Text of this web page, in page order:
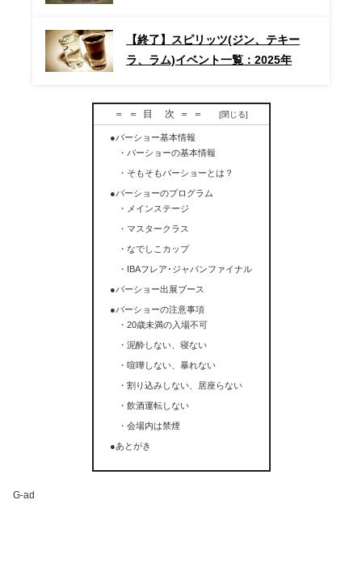
【終了】スピリッツ(ジン、テキー
ラ、ラム)イベント一覧：2025年
＝＝目 次＝＝
●バーショー基本情報
・バーショーの基本情報
・そもそもバーショーとは？
●バーショーのプログラム
・メインステージ
・マスタークラス
・なでしこカップ
・IBAフレア･ジャパンファイナル
●バーショー出展ブース
●バーショーの注意事項
・20歳未満の入場不可
・泥酔しない、寝ない
・喧嘩しない、暴れない
・割り込みしない、居座らない
・飲酒運転しない
・会場内は禁煙
●あとがき
G-ad